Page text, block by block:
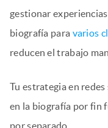
gestionar
biografía para varios
reducen el trabajo
Tu estrategia en
en la biografía por fin
por separado.